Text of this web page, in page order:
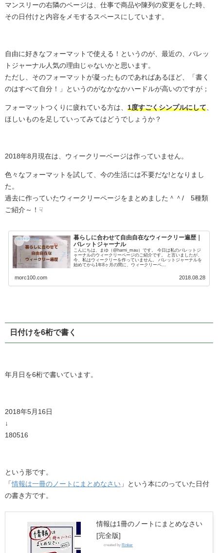
マンスリーの右隣のページは、仕事で商品や陳列の変更をした時、
その日付けと内容をメモするスペースにしています。
自由に好きなフォーマットで使える！というのが、最近の、バレッ
トジャーナル人気の理由じゃないかと思います。
ただし、そのフォーマットが凝ったものであればあるほど、「書く
のはすべて自分！」というのがなかなかハードルが高いのですが；
フォーマットつくりに疲れている方は、 1度すごくシンプルにして
ほしいものを足していってみてはどうでしょうか？
2018年8月現在は、ウィークリーページは作っていません。
色々なフォーマットを試して、今の生活には不要だな!となりまし
た。
過去に作っていたウィークリーページをまとめました＾＾/ 5種類
ご紹介～！☟
暮らしに合わせて自由自在なウィークリー遍歴｜
バレットジャーナル
こんにちは、まゆ（@harni_mau）です。 今日は私のバレットジ
ャーナルのウィークリーページのご紹介です。 と言いましたが、
今、私はウィークリーを作っていません。 バレットジャーナルを
始めてから1年8ヶ月の間に、ウィークリーペ...
morc100.com 2018.08.28
日付けを6桁で書く
年月日を6桁で書いています。
2018年5月16日
↓
180516
という形です。
「情報は一冊のノートにまとめなさい 」という本にのっていた日付
の書き方です。
情報は1冊のノートにまとめなさい
[完全版]
created by Rinker